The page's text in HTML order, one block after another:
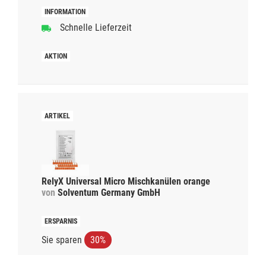
Schnelle Lieferzeit
RelyX Universal Micro Mischkanülen orange
von Solventum Germany GmbH
Sie sparen 30%